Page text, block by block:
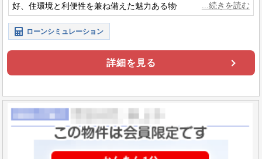
好、住環境と利便性を兼ね備えた魅力ある物件です。
ローンシミュレーション
詳細を見る